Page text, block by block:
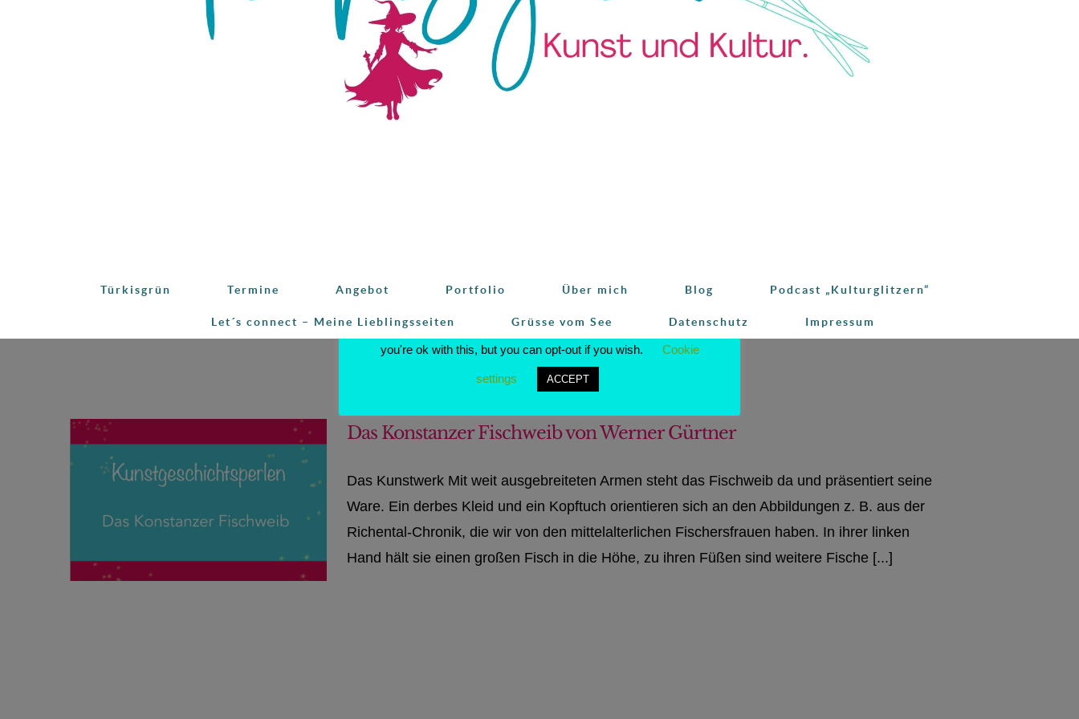
Türkisgrün Termine Angebot Portfolio Über mich Blog Podcast „Kulturglitzern“
Let´s connect – Meine Lieblingsseiten Grüsse vom See Datenschutz Impressum
Das Konstanzer Fischweib von Werner Gürtner
Das Kunstwerk Mit weit ausgebreiteten Armen steht das Fischweib da und präsentiert seine
Ware. Ein derbes Kleid und ein Kopftuch orientieren sich an den Abbildungen z. B. aus der
Richental-Chronik, die wir von den mittelalterlichen Fischersfrauen haben. In ihrer linken
Hand hält sie einen großen Fisch in die Höhe, zu ihren Füßen sind weitere Fische [...]
This website uses cookies to improve your experience. We'll assume
you're ok with this, but you can opt-out if you wish.
Cookie
settings ACCEPT